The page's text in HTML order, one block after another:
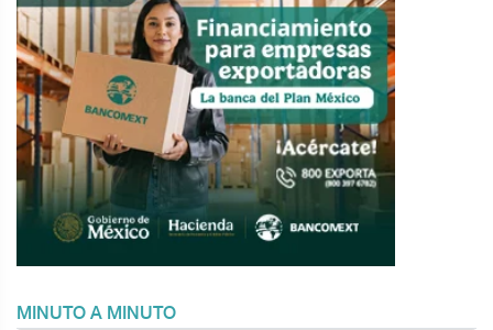
MINUTO A MINUTO